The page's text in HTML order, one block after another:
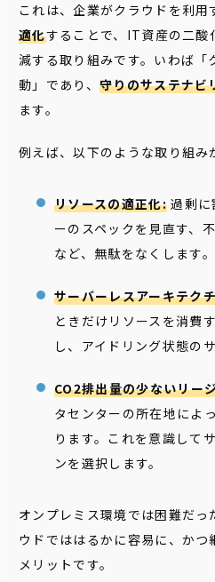
これは、企業がクラウドを利用
適化することで、IT資産の二酸
減する取り組みです。いわば「
動」であり、 守りのサステナビ
ます。
例えば、以下のような取り組み
リソースの適正化:過剰に
ーのスペックを見直す、
など、無駄をなくします。
サーバーレスアーキテク
ときだけリソースを消費
し、アイドリング状態の
CO2排出量の少ないリー
タセンターの所在地によ
ります。これを意識して
ンを選択します。
オンプレミス環境では困難だっ
ウドでははるかに容易に、か
メリットです。